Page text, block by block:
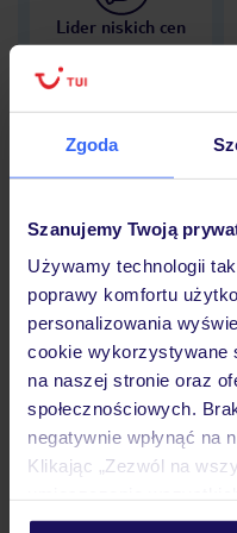
Zgoda
Szanujemy Twoją
Używamy technologii
poprawy komfortu
personalizowania
cookie wykorzystywane
na naszej stronie oraz
społecznościowych.
negatywnie wpłynąć na
Klikając „Zezwól na
personalizować swój
Lider niskich cen
Opinie
Pokoje
Wyżywienie